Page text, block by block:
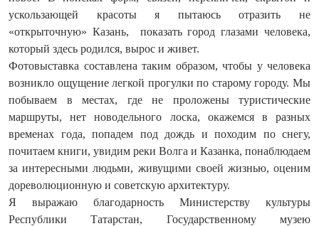
ускользающей красоты я пытаюсь отразить не
«открыточную» Казань, показать город глазами человека,
который здесь родился, вырос и живет.
Фотовыставка составлена таким образом, чтобы у человека
возникло ощущение легкой прогулки по старому городу. Мы
побываем в местах, где не проложены туристические
маршруты, нет новодельного лоска, окажемся в разных
временах года, попадем под дождь и походим по снегу,
почитаем книги, увидим реки Волга и Казанка, понаблюдаем
за интересными людьми, живущими своей жизнью, оценим
дореволюционную и советскую архитектуру.
Я выражаю благодарность Министерству культуры
Республики Татарстан, Государственному музею